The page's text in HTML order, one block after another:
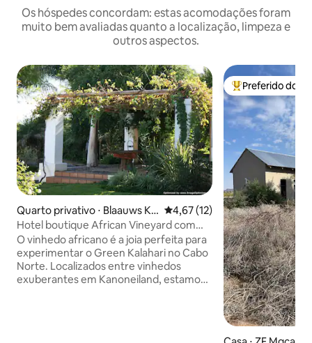
Os hóspedes concordam: estas acomodações foram
muito bem avaliadas quanto a localização, limpeza e
outros aspectos.
Quarto privativo ⋅ Blaauws Ko
p Settlement
4,67 de uma avaliação média
4,67 (12)
Hotel boutique African Vineyard com
spa em Upington
O vinhedo africano é a joia perfeita para
experimentar o Green Kalahari no Cabo
Norte. Localizados entre vinhedos
exuberantes em Kanoneiland, estamos
Entre os
Preferido dos